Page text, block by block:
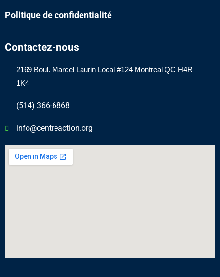
Politique de confidentialité
Contactez-nous
2169 Boul. Marcel Laurin Local #124 Montreal QC H4R
1K4
(514) 366-6868
info@centreaction.org